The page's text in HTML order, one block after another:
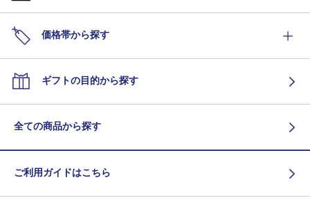
価格帯から探す
ギフトの目的から探す
全ての商品から探す
ご利用ガイドはこちら